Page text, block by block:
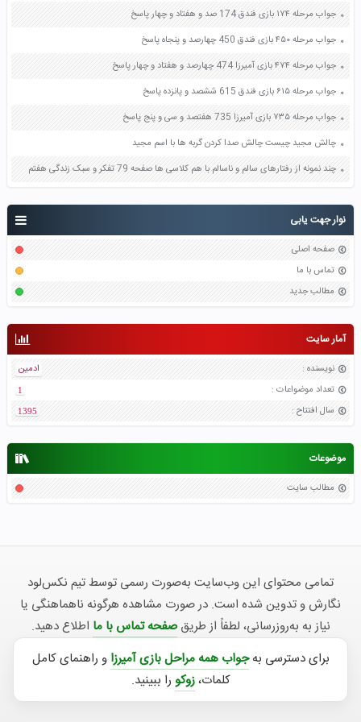
نوار جهت یابی
صفحه اصلی
تماس با ما
مطالب جدید
آمار سایت
نویسنده :
ادمین
تعداد موضواعات :
1
سال افتتاح :
1395
موضوعات
مطالب سایت
جواب مرحله ۱۷۴ بازی فندق 174 صد و هفتاد و چهار پاسخ
جواب مرحله ۴۵۰ بازی فندق 450 چهارصد و پنجاه پاسخ
جواب مرحله ۴۷۴ بازی آمیرزا 474 چهارصد و هفتاد و چهار پاسخ
جواب مرحله ۶۱۵ بازی فندق 615 ششصد و پانزده پاسخ
جواب مرحله ۷۳۵ بازی آمیرزا 735 هفتصد و سی و پنج پاسخ
چالش مجید چیست چالش صدا کردن گربه ها با اسم مجید
چند نمونه از رفتارهای سالم و ناسالم با هم کلاسی ها صفحه 79 تفکر و سبک زندگی هفتم
تمامی محتوای این وب‌سایت به‌صورت رسمی توسط تیم نکس‌لود
نگارش و تدوین شده است. در صورت مشاهده هرگونه ناهماهنگی یا
نیاز به به‌روزرسانی، لطفاً از طریقصفحه تماس با ما اطلاع دهید.
برای دسترسی به جواب همه مراحل بازی آمیرزا و راهنمای کامل
کلمات،زوکو را ببینید.